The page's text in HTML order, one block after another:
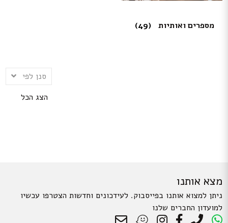
מספרים ואותיות (49)
סנן לפי
הצג הכל
מצא אותנו
ניתן למצוא אותנו בפייסבוק. לעידכונים וחדשות הצטרפו עכשיו
למועדון החברים שלנו